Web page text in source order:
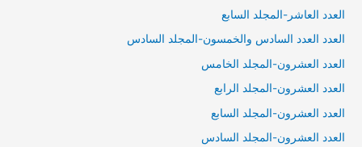
العدد العاشر-المجلد السابع
العدد العدد السادس والخمسون-المجلد السادس
العدد العشرون-المجلد الخامس
العدد العشرون-المجلد الرابع
العدد العشرون-المجلد السابع
العدد العشرون-المجلد السادس